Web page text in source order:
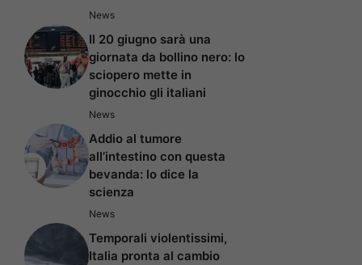
News
Il 20 giugno sarà una
giornata da bollino nero: lo
sciopero mette in
ginocchio gli italiani
News
Addio al tumore
all’intestino con questa
bevanda: lo dice la
scienza
News
Temporali violentissimi,
Italia pronta al cambio